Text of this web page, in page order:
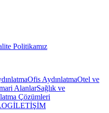
Politikamız
Ofis AydınlatmaOtel ve
AlanlarSağlık ve
Çözümleri
İLETİŞİM